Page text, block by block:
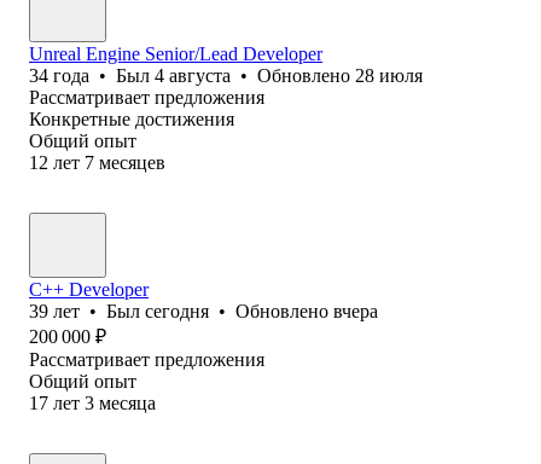
Unreal Engine Senior/Lead Developer
34 года • Был 4 августа • Обновлено 28 июля
Рассматривает предложения
Конкретные достижения
Общий опыт
12 лет 7 месяцев
C++ Developer
39 лет • Был сегодня • Обновлено вчера
200 000 ₽
Рассматривает предложения
Общий опыт
17 лет 3 месяца